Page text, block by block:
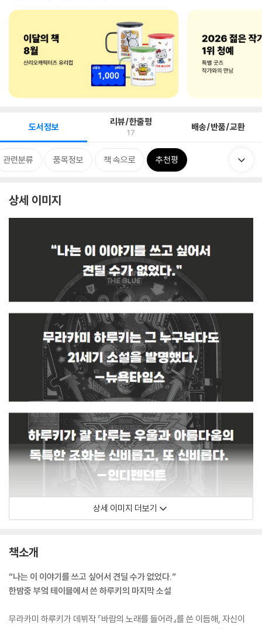
도서정보 리뷰/한줄평
17 배송/반품/교환
관련분류 품목정보 책 속으로 추천평
상세 이미지
상세 이미지 더보기
책소개
“나는 이 이야기를 쓰고 싶어서 견딜 수가 없었다.”
한밤중 부엌 테이블에서 쓴 하루키의 마지막 소설
무라카미 하루키가 데뷔작 『바람의 노래를 들어라』를 쓴 이듬해, 자신이